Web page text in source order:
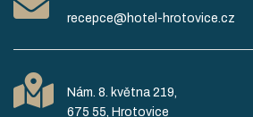
recepce@hotel-hrotovice.cz
Nám. 8. května 219,